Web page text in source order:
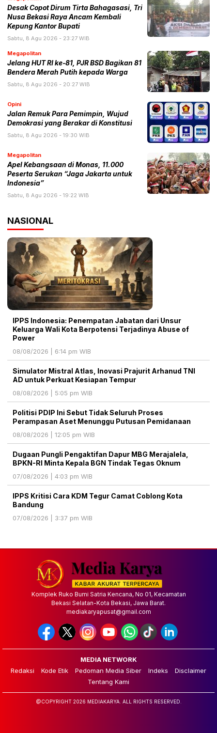
Desak Copot Dirum Tirta Bahagasasi, Tri
Nusa Bekasi Raya Ancam Kembali
Kepung Kantor Bupati
Sabtu, 8 Agu 2026 - 23:27 WIB
Megapolitan
Jelang HUT RI ke-81, PJR BSD Bagikan 81
Bendera Merah Putih kepada Warga
Sabtu, 8 Agu 2026 - 20:27 WIB
Opini
Jalan Remuk Para Pemimpin, Wujud
Demokrasi yang Berakar di Konstitusi
Sabtu, 8 Agu 2026 - 19:30 WIB
Megapolitan
Apel Kebangsaan di Monas, 11.000
Peserta Serukan “Jaga Jakarta untuk
Indonesia”
Sabtu, 8 Agu 2026 - 19:22 WIB
NASIONAL
IPPS Indonesia: Penempatan Jabatan dari Unsur
Keluarga Wali Kota Berpotensi Terjadinya Abuse of
Power
08/08/2026 | 6:14 pm WIB
Simulator Mistral Atlas, Inovasi Prajurit Arhanud TNI
AD untuk Perkuat Kesiapan Tempur
08/08/2026 | 5:05 pm WIB
Politisi PDIP Ini Sebut Tidak Seluruh Proses
Perampasan Aset Menunggu Putusan Pemidanaan
08/08/2026 | 12:05 pm WIB
Dugaan Pungli Pengaktifan Dapur MBG Merajalela,
BPKN-RI Minta Kepala BGN Tindak Tegas Oknum
07/08/2026 | 4:03 pm WIB
IPPS Kritisi Cara KDM Tegur Camat Coblong Kota
Bandung
07/08/2026 | 3:37 pm WIB
Komplek Ruko Bumi Satria Kencana, No 01, Kecamatan
Bekasi Selatan-Kota Bekasi, Jawa Barat.
mediakaryapusat@gmail.com
MEDIA NETWORK
Redaksi
Kode Etik Pedoman Media Siber Indeks
Disclaimer
Tentang Kami
@COPYRIGHT 2026 MEDIAKARYA. ALL RIGHTS RESERVED.